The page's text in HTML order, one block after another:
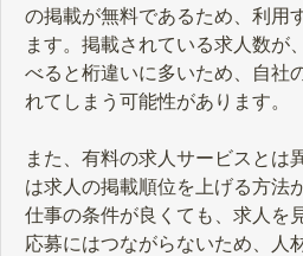
の掲載が無料であるため、利用
ます。掲載されている求人数が
べると桁違いに多いため、自社
れてしまう可能性があります。
また、有料の求人サービスとは
は求人の掲載順位を上げる方法
仕事の条件が良くても、求人を
応募にはつながらないため、人